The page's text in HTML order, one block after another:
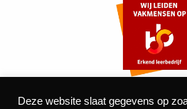
Deze website slaat gegevens op